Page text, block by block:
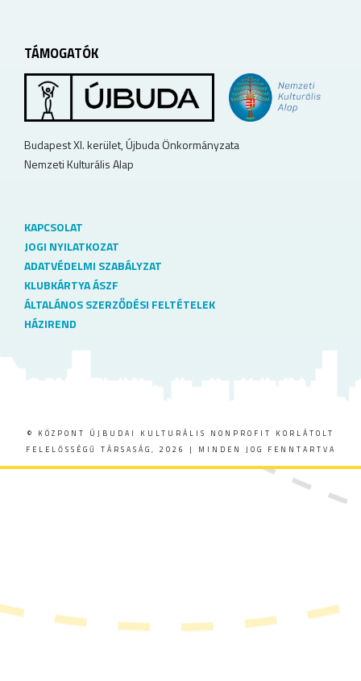
TÁMOGATÓK
Budapest XI. kerület, Újbuda Önkormányzata
Nemzeti Kulturális Alap
KAPCSOLAT
JOGI NYILATKOZAT
ADATVÉDELMI SZABÁLYZAT
KLUBKÁRTYA ÁSZF
ÁLTALÁNOS SZERZŐDÉSI FELTÉTELEK
HÁZIREND
© KÖZPONT ÚJBUDAI KULTURÁLIS NONPROFIT KORLÁTOLT
FELELŐSSÉGŰ TÁRSASÁG, 2026 | MINDEN JOG FENNTARTVA